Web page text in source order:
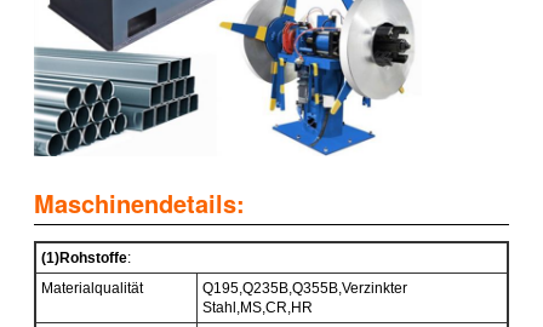
Maschinendetails:
(1)Rohstoffe:
Materialqualität
Q195,Q235B,Q355B,Verzinkter
Stahl,MS,CR,HR